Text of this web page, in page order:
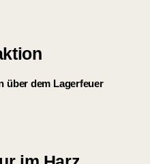
über dem Lagerfeuer